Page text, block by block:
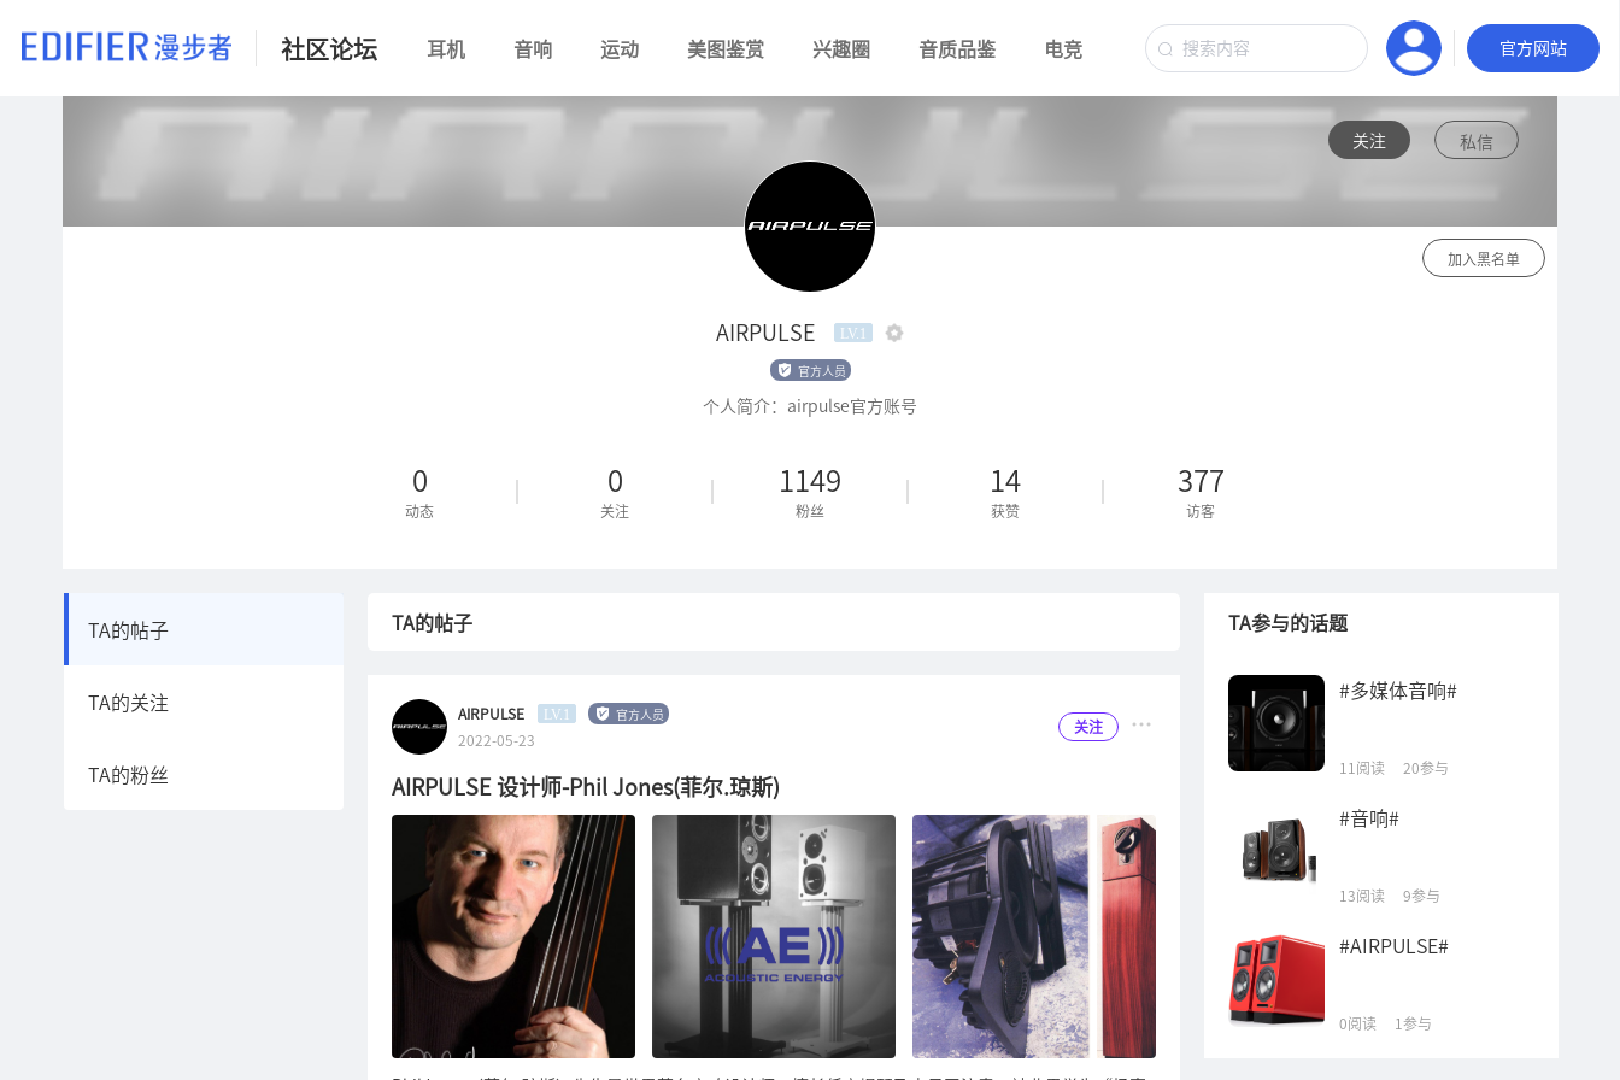
社区论坛 耳机 音响 运动 美图鉴赏 兴趣圈 音质品鉴 电竞 汽车音响 官方网站
关注 私信
AIRPULSE LV.1
官方人员
个人简介：airpulse官方账号
0
动态
0
关注
1149
粉丝
14
获赞
377
访客
加入黑名单
TA的帖子
TA的关注
TA的粉丝
TA的帖子
AIRPULSE LV.1 官方人员
2022-05-23
关注
AIRPULSE 设计师-Phil Jones(菲尔.琼斯)
TA参与的话题
#多媒体音响#
11阅读 20参与
#音响#
13阅读 9参与
#AIRPULSE#
0阅读 1参与